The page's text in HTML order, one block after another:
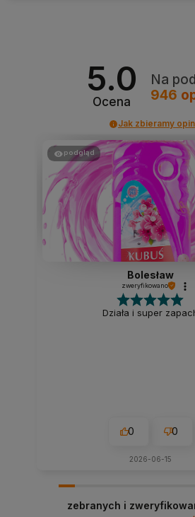
5.0
Ocena
Na
946
Jak zbieramy
podgląd
Bolesław
zweryfikowano
Działa i super
0 0
2026-06-15
zebranych i